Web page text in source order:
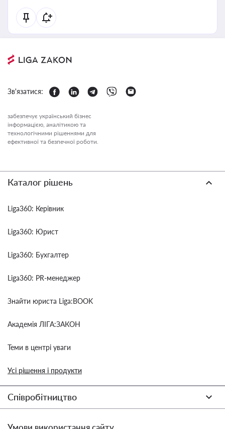
Зв'язатися:
забезпечує український бізнес
інформацією, аналітикою та
технологічними рішеннями для
ефективної та безпечної роботи.
Каталог рішень
Liga360: Керівник
Liga360: Юрист
Liga360: Бухгалтер
Liga360: PR-менеджер
Знайти юриста Liga:BOOK
Академія ЛІГА:ЗАКОН
Теми в центрі уваги
Усі рішення і продукти
Співробітництво